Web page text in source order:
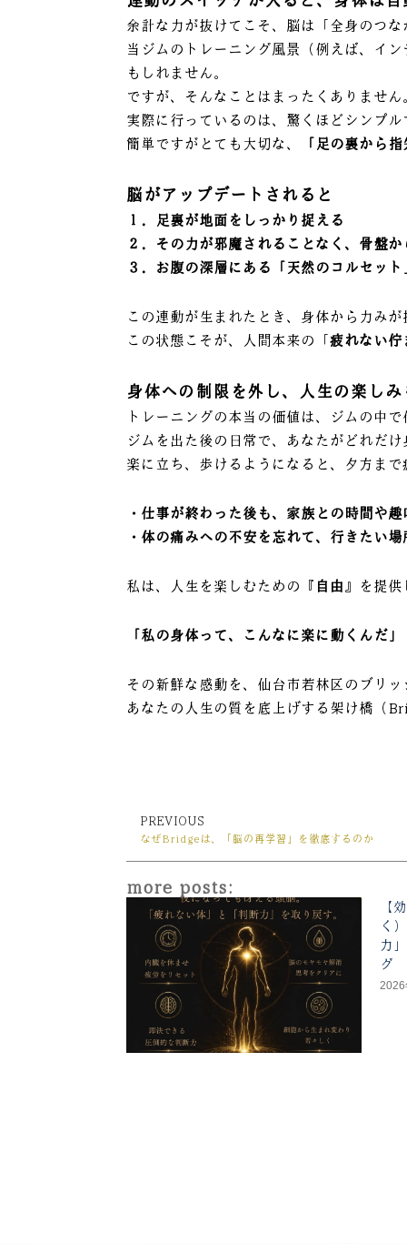
余計な力が抜けてこそ、脳は「全身のつ
当ジムのトレーニング風景（例えば、イ
もしれません。
ですが、そんなことはまったくありません
実際に行っているのは、驚くほどシンプ
簡単ですがとても大切な、
「足の裏から
脳がアップデートされると
１．足裏が地面をしっかり捉える
２．その力が邪魔されることなく、骨盤
３．お腹の深層にある「天然のコルセッ
この連動が生まれたとき、身体から力み
この状態こそが、人間本来の「疲れない佇
身体への制限を外し、人生の楽し
トレーニングの本当の価値は、ジムの中
ジムを出た後の日常で、あなたがどれだ
楽に立ち、歩けるようになると、夕方ま
・仕事が終わった後も、家族との時間や
・体の痛みへの不安を忘れて、行きたい
私は、人生を楽しむための『 自由 』を提
「私の身体って、こんなに楽に動くんだ」
その新鮮な感動を、仙台市若林区のブリ
あなたの人生の質を底上げする架け橋（
Prev
PREVIOUS
なぜBridgeは、「脳の再学習」を徹底するのか
more posts:
【
く
力
グ